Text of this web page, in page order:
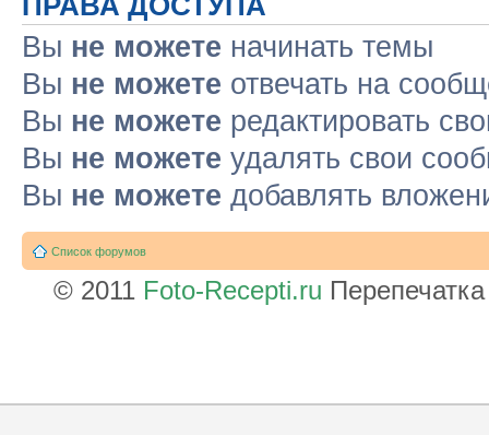
Вы не можете начинать темы
Вы не можете отвечать на
Вы не можете редактировать
Вы не можете удалять свои
Вы не можете добавлять
Список форумов
© 2011 Foto-Recepti.ru